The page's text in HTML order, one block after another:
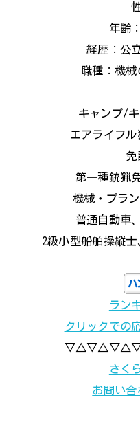
年齢
経歴：公
職種：機
キャンプ/
エアライフ
免
第一種銃猟
機械・プラ
普通自動車
2級小型船舶操縦
ラン
クリックでの
さく
お問い合